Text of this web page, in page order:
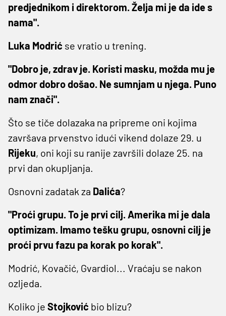
predjednikom i direktorom. Želja mi je da ide s
nama".
Luka Modrić se vratio u trening.
"Dobro je, zdrav je. Koristi masku, možda mu je
odmor dobro došao. Ne sumnjam u njega. Puno
nam znači".
Što se tiče dolazaka na pripreme oni kojima
završava prvenstvo idući vikend dolaze 29. u
Rijeku, oni koji su ranije završili dolaze 25. na
prvi dan okupljanja.
Osnovni zadatak za Dalića?
"Proći grupu. To je prvi cilj. Amerika mi je dala
optimizam. Imamo tešku grupu, osnovni cilj je
proći prvu fazu pa korak po korak".
Modrić, Kovačić, Gvardiol... Vraćaju se nakon
ozljeda.
Koliko je Stojković bio blizu?